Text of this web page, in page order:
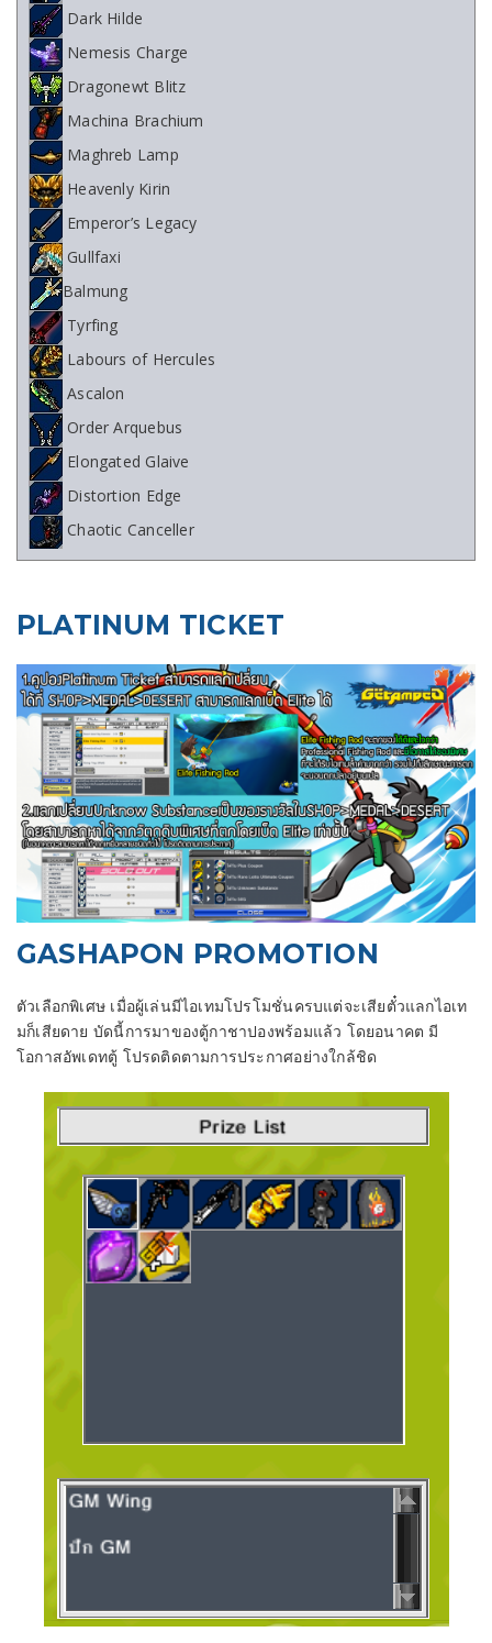
Dark Hilde
Nemesis Charge
Dragonewt Blitz
Machina Brachium
Maghreb Lamp
Heavenly Kirin
Emperor’s Legacy
Gullfaxi
Balmung
Tyrfing
Labours of Hercules
Ascalon
Order Arquebus
Elongated Glaive
Distortion Edge
Chaotic Canceller
PLATINUM TICKET
GASHAPON PROMOTION
ตัวเลือกพิเศษ เมื่อผู้เล่นมีไอเทมโปรโมชั่นครบแต่จะเสียตั๋วแลกไอเท
มก็เสียดาย บัดนี้การมาของตู้กาชาปองพร้อมแล้ว โดยอนาคต มี
โอกาสอัพเดทตู้ โปรดติดตามการประกาศอย่างใกล้ชิด